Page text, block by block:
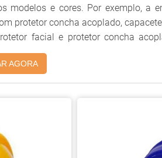
modelos e cores. Por exemplo, a
protetor concha acoplado,
facial e protetor concha acoplado. Consulte-nos para
e depois aproveite para
AGORA